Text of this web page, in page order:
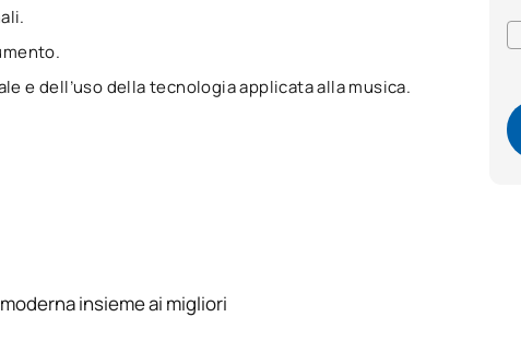
e dell’uso della tecnologia applicata alla musica.
insieme ai migliori